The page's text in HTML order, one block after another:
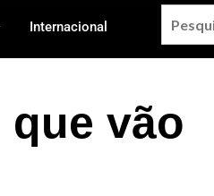
Internacional
que vão